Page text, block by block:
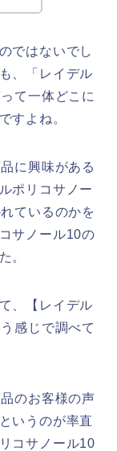
ではないでし
、「レイデル
て一体どこに
すよね。
に興味がある
ポリコサノー
ているのかを
サノール10の
。
、【レイデル
感じで調べて
のお客様の声
いうのが率直
コサノール10